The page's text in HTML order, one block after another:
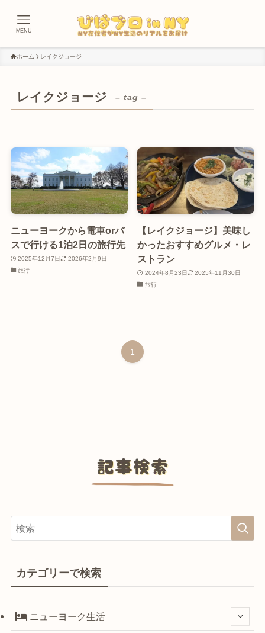
MENU
ホーム レイクジョージ
レイクジョージ – tag –
ニューヨークから電車orバ
スで行ける1泊2日の旅行先
2025年12月7日
2026年2月9日
旅行
【レイクジョージ】美味し
かったおすすめグルメ・レ
ストラン
2024年8月23日
2025年11月30日
旅行
1
カテゴリーで検索
ニューヨーク生活